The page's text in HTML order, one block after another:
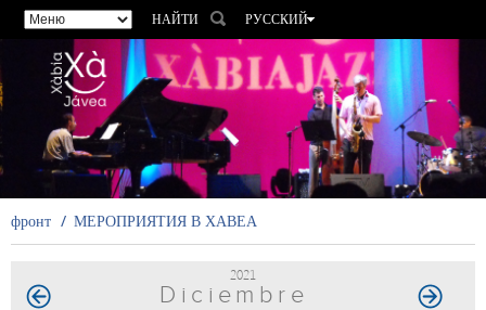
НАЙТИ
РУССКИЙ
ESPAÑOL
VALENCIÀ
FRANÇAIS
DEUTSCH
фронт МЕРОПРИЯТИЯ В ХАВЕА
2021
Diciembre